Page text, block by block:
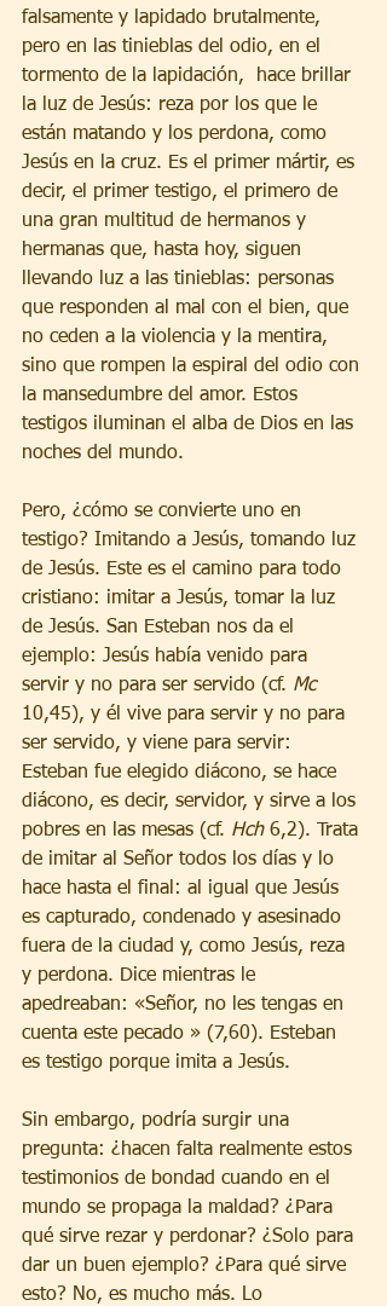
falsamente y lapidado brutalmente,
pero en las tinieblas del odio, en el
tormento de la lapidación,  hace brillar
la luz de Jesús: reza por los que le
están matando y los perdona, como
Jesús en la cruz. Es el primer mártir, es
decir, el primer testigo, el primero de
una gran multitud de hermanos y
hermanas que, hasta hoy, siguen
llevando luz a las tinieblas: personas
que responden al mal con el bien, que
no ceden a la violencia y la mentira,
sino que rompen la espiral del odio con
la mansedumbre del amor. Estos
testigos iluminan el alba de Dios en las
noches del mundo.
Pero, ¿cómo se convierte uno en
testigo? Imitando a Jesús, tomando luz
de Jesús. Este es el camino para todo
cristiano: imitar a Jesús, tomar la luz
de Jesús. San Esteban nos da el
ejemplo: Jesús había venido para
servir y no para ser servido (cf. Mc
10,45), y él vive para servir y no para
ser servido, y viene para servir:
Esteban fue elegido diácono, se hace
diácono, es decir, servidor, y sirve a los
pobres en las mesas (cf. Hch 6,2). Trata
de imitar al Señor todos los días y lo
hace hasta el final: al igual que Jesús
es capturado, condenado y asesinado
fuera de la ciudad y, como Jesús, reza
y perdona. Dice mientras le
apedreaban: «Señor, no les tengas en
cuenta este pecado » (7,60). Esteban
es testigo porque imita a Jesús.
Sin embargo, podría surgir una
pregunta: ¿hacen falta realmente estos
testimonios de bondad cuando en el
mundo se propaga la maldad? ¿Para
qué sirve rezar y perdonar? ¿Solo para
dar un buen ejemplo? ¿Para qué sirve
esto? No, es mucho más. Lo